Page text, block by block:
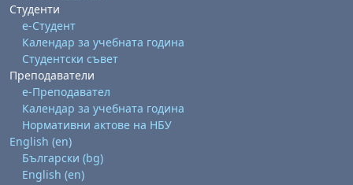
Студенти
е-Студент
Календар за учебната година
Студентски съвет
Преподаватели
е-Преподавател
Календар за учебната година
Нормативни актове на НБУ
English ‎(en)‎
Български ‎(bg)‎
English ‎(en)‎